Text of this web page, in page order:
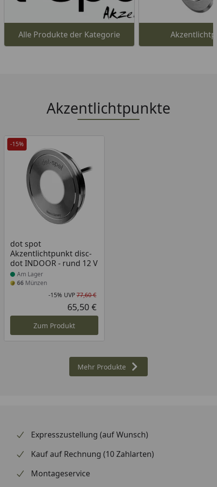
Alle Produkte der Kategorie
Akzentlichtpunkte
-15%
dot spot
Akzentlichtpunkt disc-
dot INDOOR - rund 12 V
Produkt am Lager
Am Lager
66 Münzen
Rabatt in Prozent
-15%
Ursprünglicher Preis
UVP77,60 €
Aktueller Preis
65,50 €
Zum Produkt
Mehr Produkte
Expresszustellung (auf Wunsch)
Kauf auf Rechnung (10 Zahlarten)
Montageservice